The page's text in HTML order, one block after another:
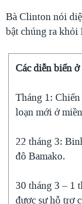
Bà Clinton nói
bật chúng ra
Các diễn biến
Tháng 1:
loạn mới ở
22 tháng 3:
đô Bamako.
30 tháng 3 – 1
được sự hỗ trợ